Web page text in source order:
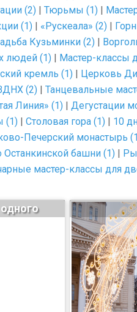
(2) | Тюрьмы (1) |
(1) | «Рускеала» (2) |
Кузьминки (2) |
людей (1) | Мастер-классы
кремль (1) | Церковь
(2) | Танцевальные
Линия» (1) | Дегустации
(1) | Столовая гора (1) | 10
Печерский монастырь
башни (1) |
мастер-классы для